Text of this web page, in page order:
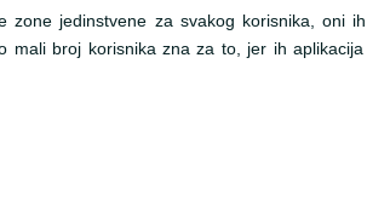
zone jedinstvene za svakog korisnika, oni
mali broj korisnika zna za to, jer ih